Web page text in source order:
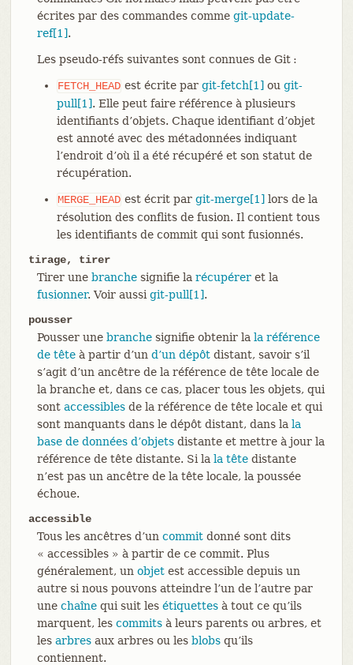
écrites par des commandes comme git-update-
ref[1].
Les pseudo-réfs suivantes sont connues de Git :
FETCH_HEAD est écrite par git-fetch[1] ou git-
pull[1]. Elle peut faire référence à plusieurs
identifiants d’objets. Chaque identifiant d’objet
est annoté avec des métadonnées indiquant
l’endroit d’où il a été récupéré et son statut de
récupération.
MERGE_HEAD est écrit par git-merge[1] lors de la
résolution des conflits de fusion. Il contient tous
les identifiants de commit qui sont fusionnés.
tirage, tirer
Tirer une branchesignifie la récupéreret la
fusionner. Voir aussi git-pull[1].
pousser
Pousser une branchesignifie obtenir la la référence
de têteà partir d’un d’un dépôtdistant, savoir s’il
s’agit d’un ancêtre de la référence de tête locale de
la branche et, dans ce cas, placer tous les objets, qui
sont accessiblesde la référence de tête locale et qui
sont manquants dans le dépôt distant, dans la la
base de données d’objetsdistante et mettre à jour la
référence de tête distante. Si la la têtedistante
n’est pas un ancêtre de la tête locale, la poussée
échoue.
accessible
Tous les ancêtres d’un commitdonné sont dits
« accessibles » à partir de ce commit. Plus
généralement, un objetest accessible depuis un
autre si nous pouvons atteindre l’un de l’autre par
une chaînequi suit les étiquettesà tout ce qu’ils
marquent, les commits à leurs parents ou arbres, et
les arbresaux arbres ou les blobsqu’ils
contiennent.